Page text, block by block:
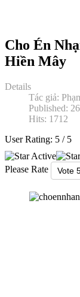
Cho Én
Hiền Mây
Details
Tác giả:
Published:
Hits: 1712
User Rating: 5 / 5
Please Rate